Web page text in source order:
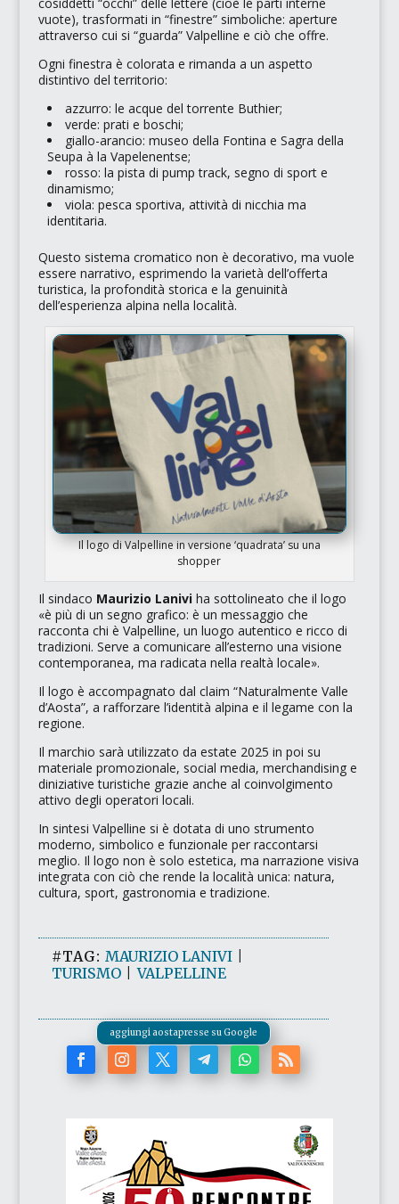
vuote), trasformati in “finestre”simboliche: aperture
attraverso cui si “guarda”Valpelline e ciò che offre.
Ogni finestra è colorata e rimanda a un aspetto
distintivo del territorio:
azzurro: le acque del torrente Buthier;
verde: prati e boschi;
giallo-arancio: museo della Fontina e Sagra della
Seupa à la Vapelenentse;
rosso: la pista di pump track, segno di sport e
dinamismo;
viola: pesca sportiva, attività di nicchia ma
identitaria.
Questo sistema cromatico non è decorativo, ma vuole
essere narrativo, esprimendo la varietà dell’offerta
turistica, la profondità storica e la genuinità
dell’esperienza alpina nella località.
Il logo di Valpelline in versione ‘quadrata’ su una
shopper
Il sindaco Maurizio Laniviha sottolineato che il logo
«è più di un segno grafico: è un messaggio che
racconta chi è Valpelline, un luogo autentico e ricco di
tradizioni. Serve a comunicare all’esterno una visione
contemporanea, ma radicata nella realtà locale».
Il logo è accompagnato dal claim “Naturalmente Valle
d’Aosta”, a rafforzare l’identità alpina e il legame con la
regione.
Il marchio sarà utilizzato da estate 2025 in poi su
materiale promozionale, social media, merchandising e
diniziative turistiche grazie anche al coinvolgimento
attivo degli operatori locali.
In sintesi Valpelline si è dotata di uno strumento
moderno, simbolico e funzionale per raccontarsi
meglio. Il logo non è solo estetica, ma narrazione visiva
integrata con ciò che rende la località unica: natura,
cultura, sport, gastronomia e tradizione.
#TAG: MAURIZIO LANIVI|
TURISMO|VALPELLINE
aggiungi aostapresse su Google